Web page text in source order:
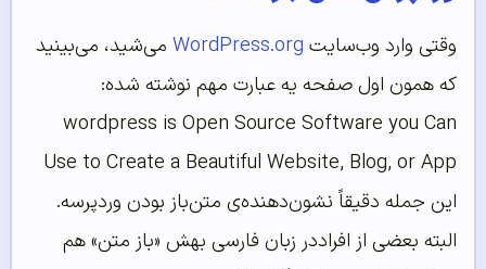
وقتی وارد وب‌سایت WordPress.org می‌شید، می‌بینید
که همون اول صفحه یه عبارت مهم نوشته شده:
wordpress is Open Source Software you Can
Use to Create a Beautiful Website, Blog, or App
این جمله دقیقاً نشون‌دهنده‌ی متن‌باز بودن وردپرسه.
البته بعضی از افراددر زبان فارسی بهش «باز متن» هم